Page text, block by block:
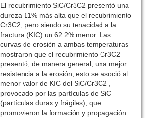
El recubrimiento SiC/Cr3C2 presentó una
dureza 11% más alta que el recubrimiento
Cr3C2, pero siendo su tenacidad a la
fractura (KIC) un 62.2% menor. Las
curvas de erosión a ambas temperaturas
mostraron que el recubrimiento Cr3C2
presentó, de manera general, una mejor
resistencia a la erosión; esto se asoció al
menor valor de KIC del SiC/Cr3C2 ,
provocado por las partículas de SiC
(partículas duras y frágiles), que
promovieron la formación y propagación